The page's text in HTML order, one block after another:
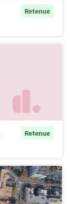
Retenue
Retenue